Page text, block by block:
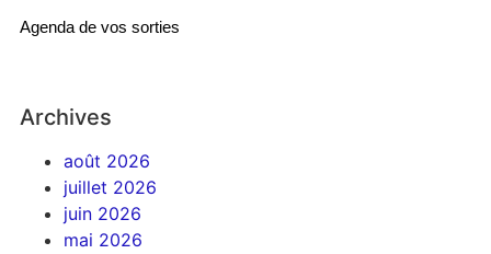
Agenda de vos sorties
Archives
août 2026
juillet 2026
juin 2026
mai 2026